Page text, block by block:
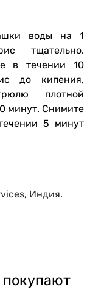
воды на 1
тщательно.
в течении 10
до кипения,
плотной
минут. Снимите
5 минут
Индия.